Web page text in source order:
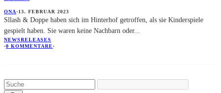
ONA·13. FEBRUAR 2023
Sllash & Doppe haben sich im Hinterhof getroffen, als sie Kinderspiele
gespielt haben. Sie waren keine Nachbarn oder...
NEWSRELEASES
·0 KOMMENTARE·